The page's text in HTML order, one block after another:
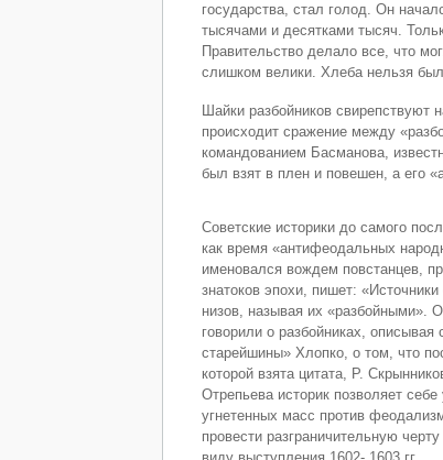
государства, стал голод. Он
тысячами и десятками тысяч.
Правительство делало все, что
слишком велики. Хлеба нельзя
Шайки разбойников
происходит сражение между
командованием Басманова,
был взят в плен и повешен, а его
Советские историки до самого
как время «антифеодальных
именовался вождем повстанцев,
знатоков эпохи, пишет:
низов, называя их «разбойными».
говорили о разбойниках,
старейшины» Хлопко, о том, что
которой взята цитата, Р.
Отрепьева историк позволяет
угнетенных масс против
провести разграничительную